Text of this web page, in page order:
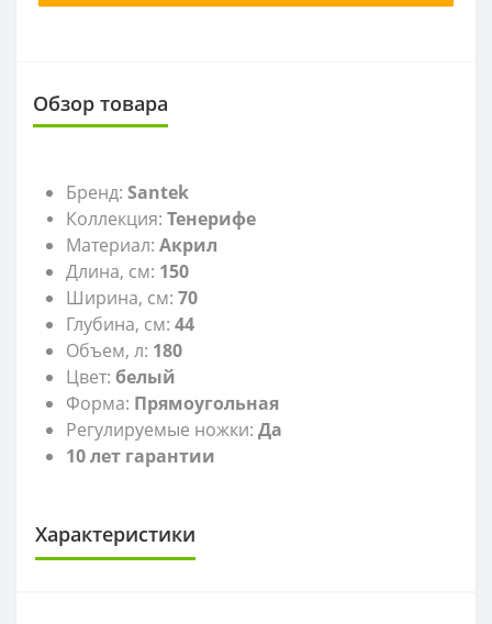
Обзор товара
Бренд: Santek
Коллекция: Тенерифе
Материал: Акрил
Длина, см: 150
Ширина, см: 70
Глубина, см: 44
Объем, л: 180
Цвет: белый
Форма: Прямоугольная
Регулируемые ножки: Да
10 лет гарантии
Характеристики